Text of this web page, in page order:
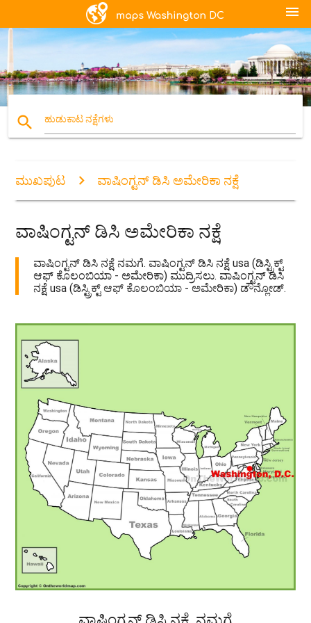
menu
search ಹುಡುಕಾಟ ನಕ್ಷೆಗಳು
ಮುಖಪುಟ ವಾಷಿಂಗ್ಟನ್ ಡಿಸಿ ಅಮೇರಿಕಾ ನಕ್ಷೆ
ವಾಷಿಂಗ್ಟನ್ ಡಿಸಿ ಅಮೇರಿಕಾ ನಕ್ಷೆ
ವಾಷಿಂಗ್ಟನ್ ಡಿಸಿ ನಕ್ಷೆ ನಮಗೆ. ವಾಷಿಂಗ್ಟನ್ ಡಿಸಿ ನಕ್ಷೆ usa (ಡಿಸ್ಟ್ರಿಕ್ಟ್
ಆಫ್ ಕೊಲಂಬಿಯಾ - ಅಮೇರಿಕಾ) ಮುದ್ರಿಸಲು. ವಾಷಿಂಗ್ಟನ್ ಡಿಸಿ
ನಕ್ಷೆ usa (ಡಿಸ್ಟ್ರಿಕ್ಟ್ ಆಫ್ ಕೊಲಂಬಿಯಾ - ಅಮೇರಿಕಾ) ಡೌನ್ಲೋಡ್.